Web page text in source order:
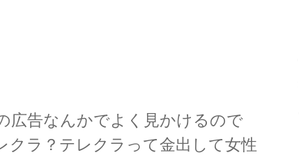
広告なんかでよく見かけるので
クラ？テレクラって金出して女性